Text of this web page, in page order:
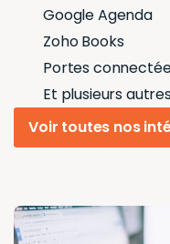
Google Agenda
Zoho Books
Portes
Et plusieurs
Voir toutes nos